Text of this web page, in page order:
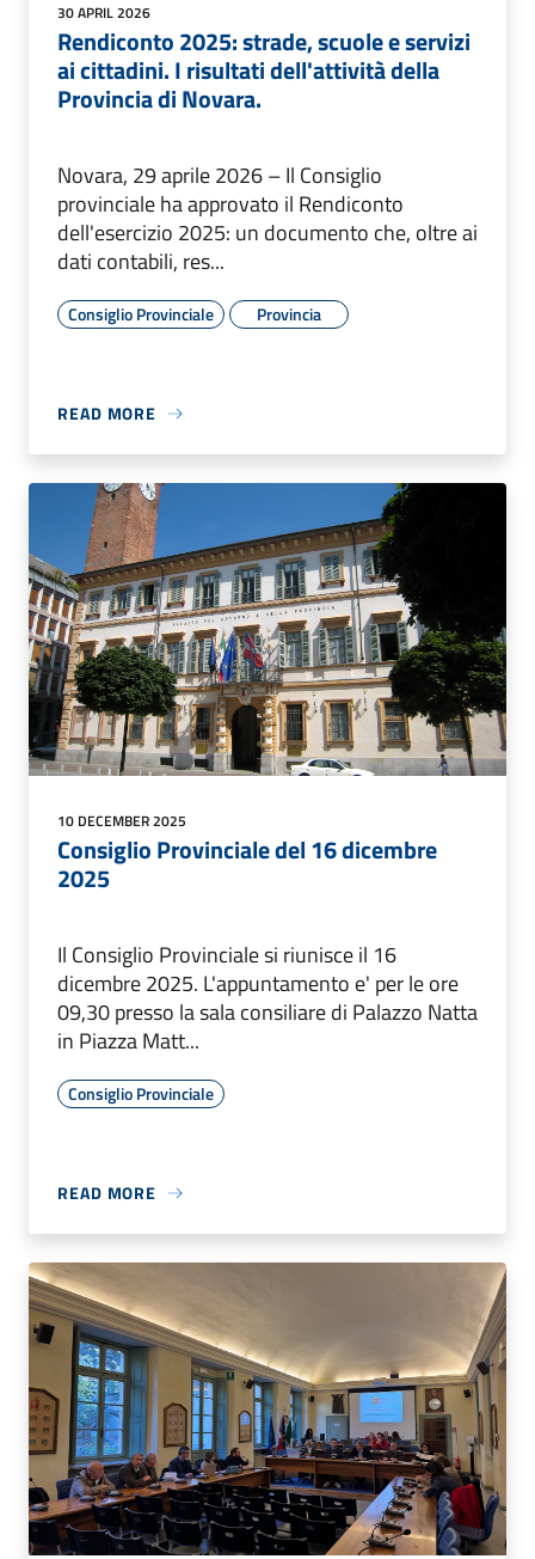
30 APRIL 2026
Rendiconto 2025: strade, scuole e servizi
ai cittadini. I risultati dell'attività della
Provincia di Novara.
Novara, 29 aprile 2026 – Il Consiglio
provinciale ha approvato il Rendiconto
dell'esercizio 2025: un documento che, oltre ai
dati contabili, res...
Consiglio Provinciale Provincia
READ MORE
10 DECEMBER 2025
Consiglio Provinciale del 16 dicembre
2025
Il Consiglio Provinciale si riunisce il 16
dicembre 2025. L'appuntamento e' per le ore
09,30 presso la sala consiliare di Palazzo Natta
in Piazza Matt...
Consiglio Provinciale
READ MORE